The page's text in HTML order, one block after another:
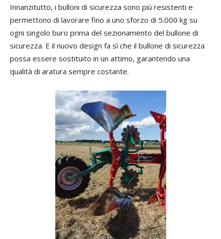
Innanzitutto, i bulloni di sicurezza sono più resistenti e
permettono di lavorare fino a uno sforzo di 5.000 kg su
ogni singolo buro prima del sezionamento del bullone di
sicurezza. E il nuovo design fa sì che il bullone di sicurezza
possa essere sostituito in un attimo, garantendo una
qualità di aratura sempre costante.